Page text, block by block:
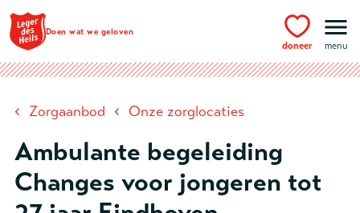
Ga naar hoofdinhoud
Doen wat we geloven
doneer menu
‹ Zorgaanbod ‹ Onze zorglocaties
Ambulante begeleiding
Changes voor jongeren tot